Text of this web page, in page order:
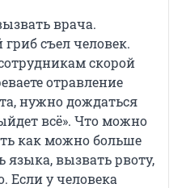
врача.
съел человек.
скорой
отравление
нужно дождаться
всё». Что можно
как можно больше
вызвать рвоту,
Если у человека